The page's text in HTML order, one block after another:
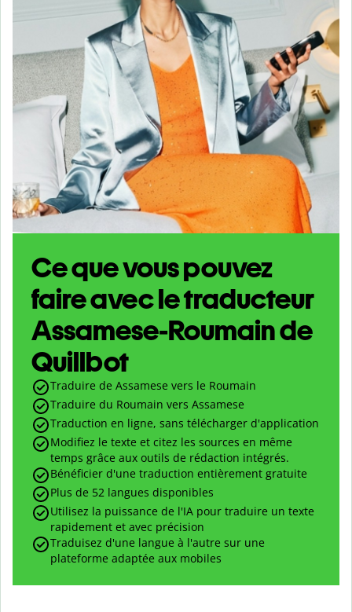
Ce que vous pouvez
faire avec le traducteur
Assamese-Roumain de
Quillbot
Traduire de Assamese vers le Roumain
Traduire du Roumain vers Assamese
Traduction en ligne, sans télécharger d'application
Modifiez le texte et citez les sources en même
temps grâce aux outils de rédaction intégrés.
Bénéficier d'une traduction entièrement gratuite
Plus de 52 langues disponibles
Utilisez la puissance de l'IA pour traduire un texte
rapidement et avec précision
Traduisez d'une langue à l'autre sur une
plateforme adaptée aux mobiles